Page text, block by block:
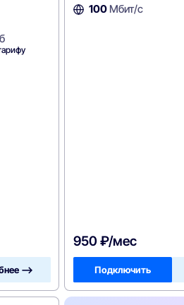
—>
100 Мбит/с
950 ₽/мес
Подключить